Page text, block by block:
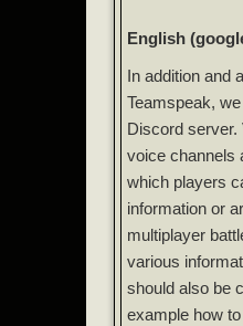
English
In addition and
Teamspeak,
Discord server.
voice channels
which players
information or
multiplayer
various
should also be
example how